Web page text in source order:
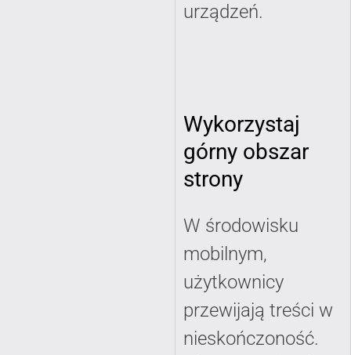
urządzeń.
Wykorzystaj
górny obszar
strony
W środowisku
mobilnym,
użytkownicy
przewijają treści w
nieskończoność.